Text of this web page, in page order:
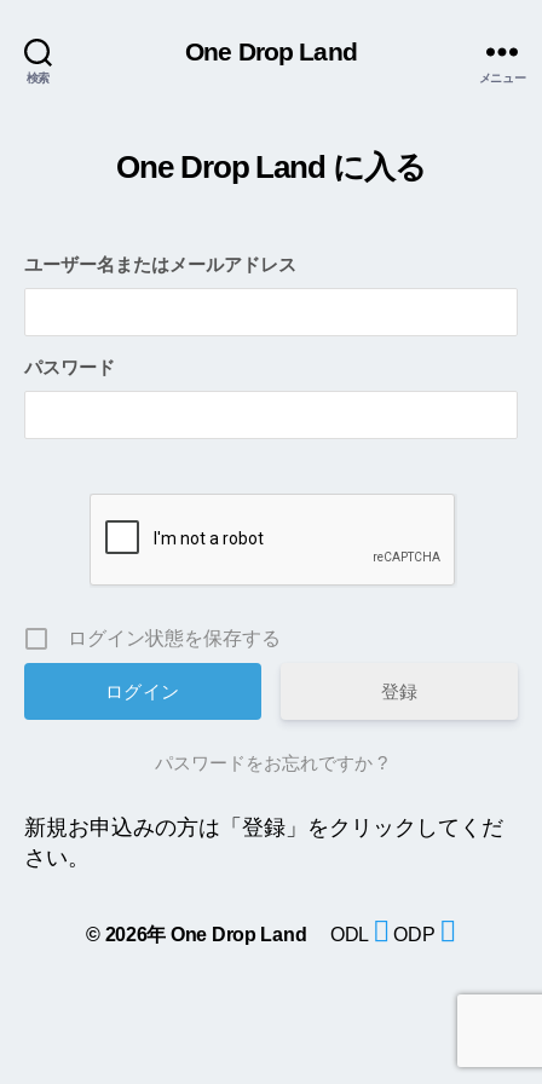
検索
One Drop Land
メニュー
One Drop Land に入る
ユーザー名またはメールアドレス
パスワード
ログイン状態を保存する
登録
パスワードをお忘れですか ?
新規お申込みの方は「登録」をクリックしてくだ
さい。
© 2026年 One Drop Land ODL ODP